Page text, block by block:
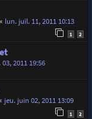
lun. juil. 11, 2011 10:13
1 2
2011 19:56
jeu. juin 02, 2011 13:09
1 2